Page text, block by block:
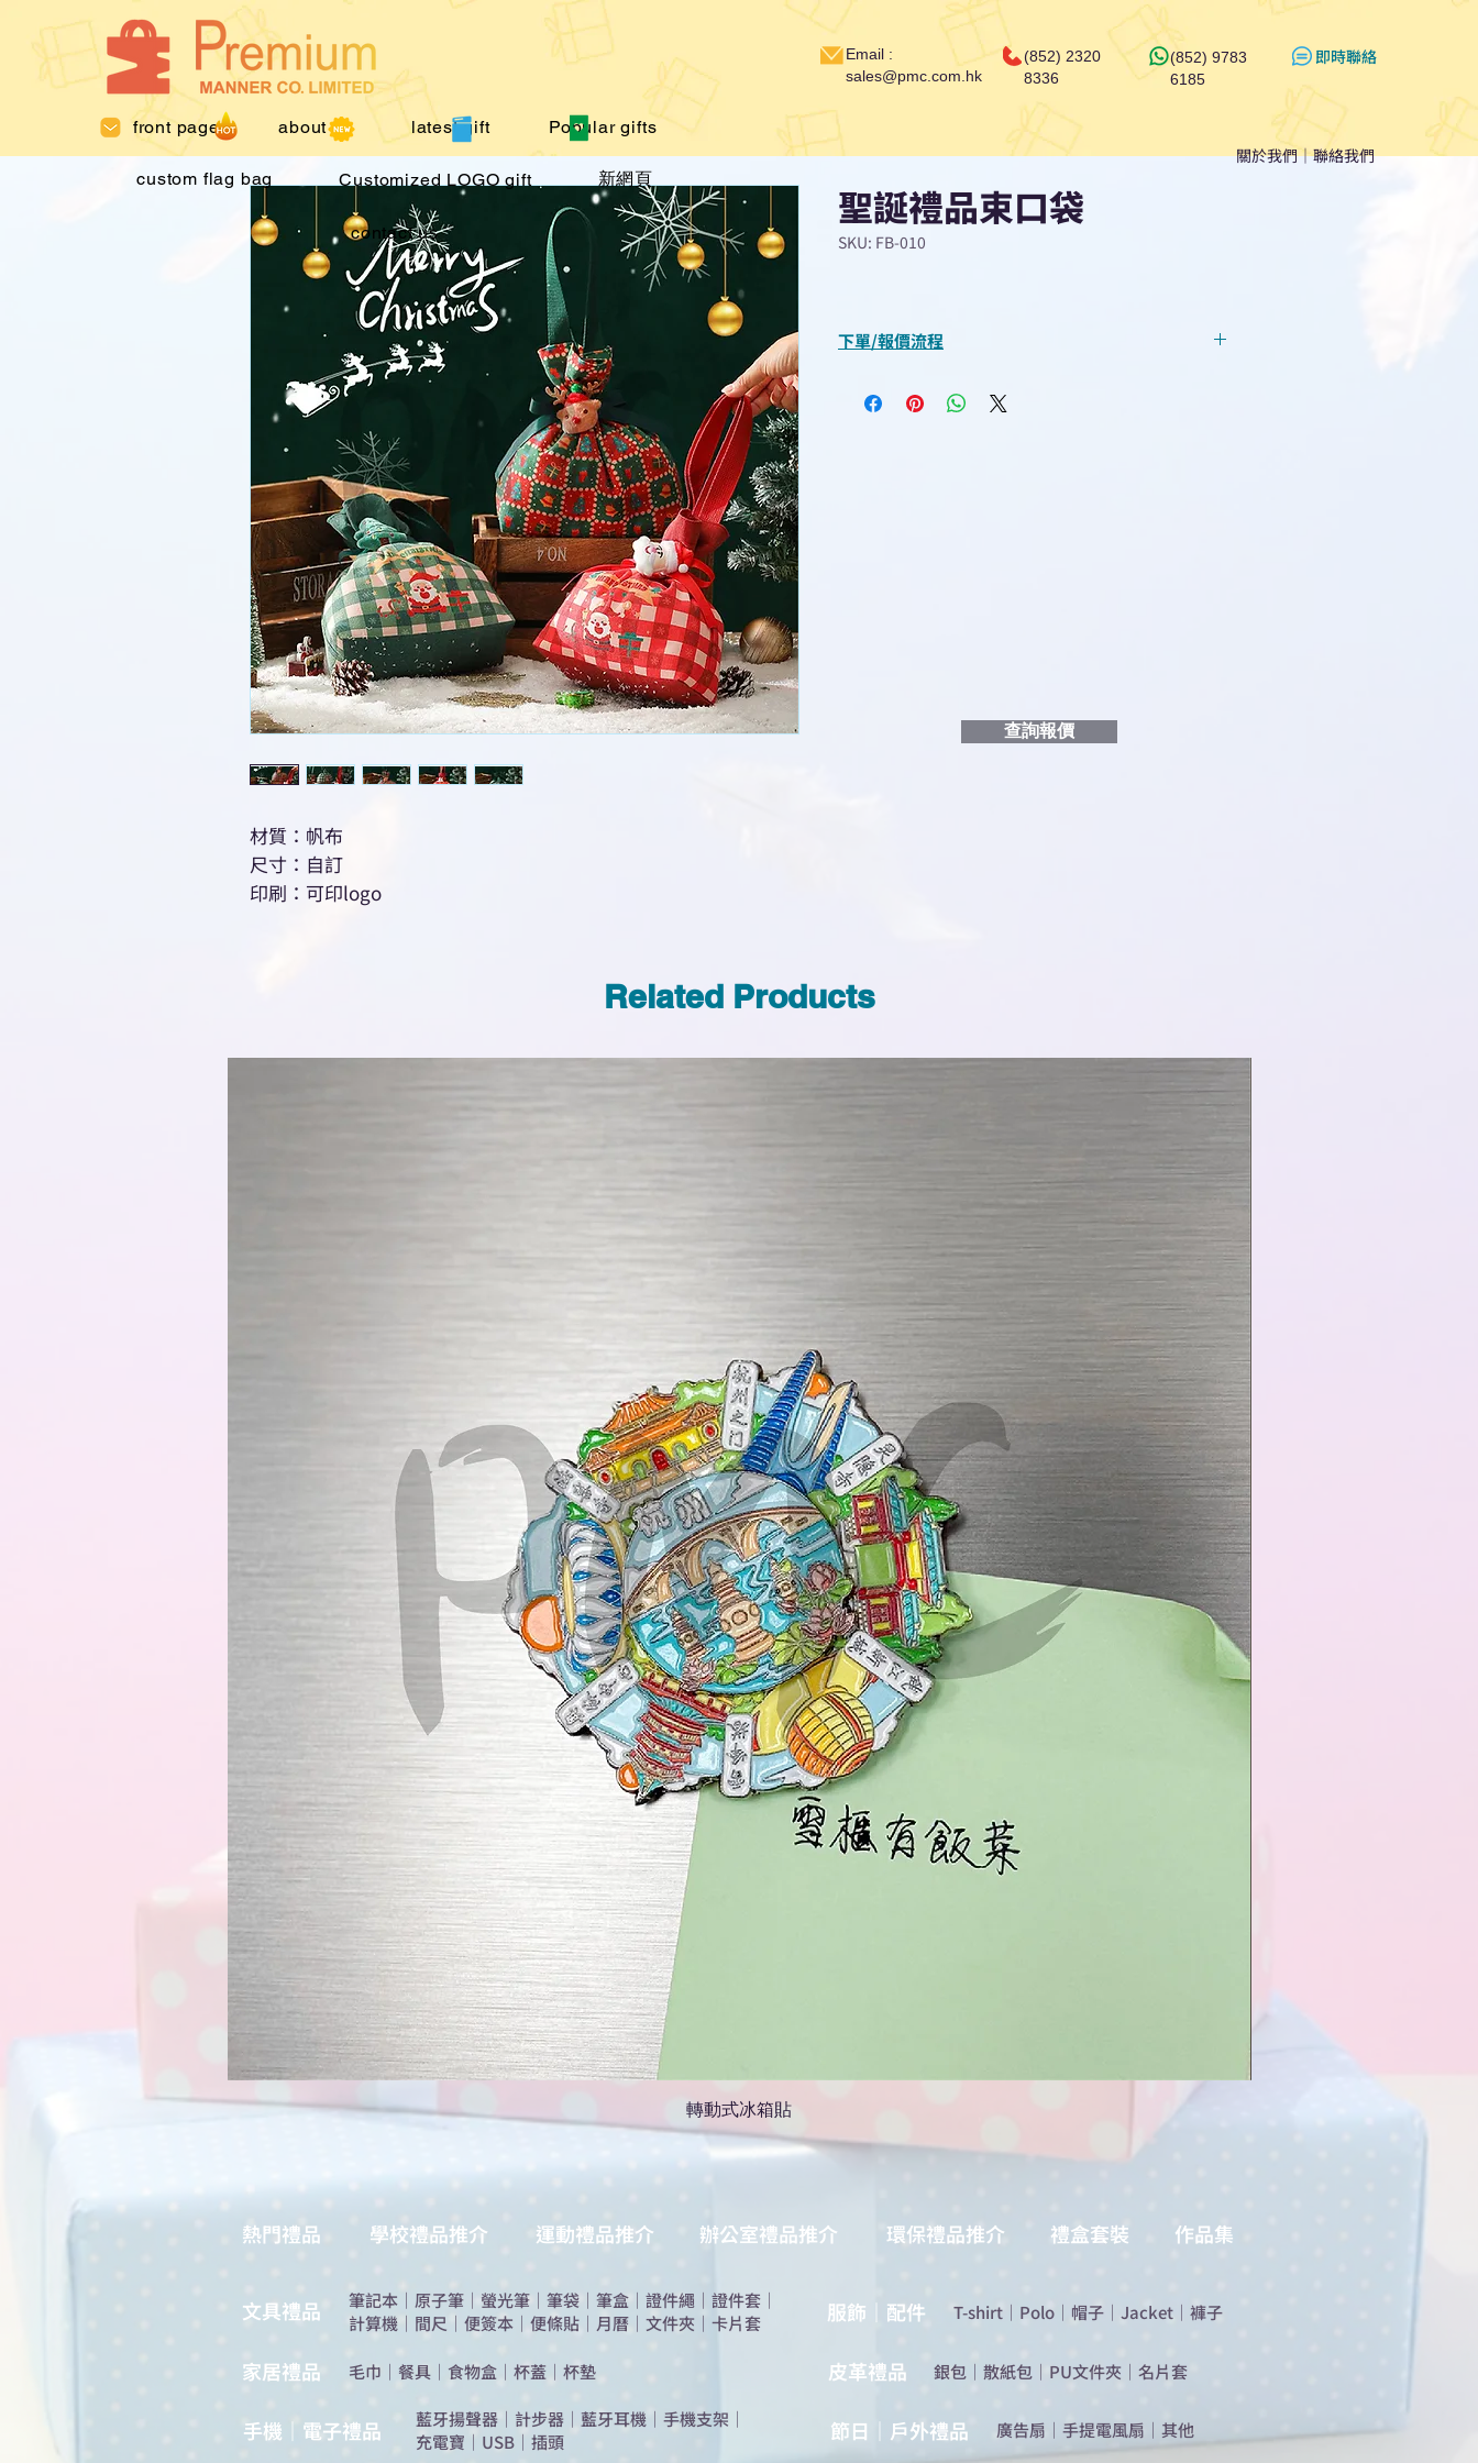
front page about us latest gift Popular gifts
custom flag bag Customized LOGO gift 新網頁
contact us
Email :
sales@pmc.com.hk
(852) 2320
8336
(852) 9783
6185
​即時聯絡
關於我們｜聯絡我們
材質：帆布
尺寸：自訂
印刷：可印logo
聖誕禮品束口袋
SKU: FB-010
下單/報價流程
查詢或報價”
查詢報價
Related Products
轉動式冰箱貼
熱門禮品 學校禮品推介 運動禮品推介 辦公室禮品推介 環保禮品推介 禮盒套裝 作品集
​文具禮品 筆記本 ｜ 原子筆 ｜ 螢光筆 ｜ 筆袋 ｜ 筆盒 ｜ 證件繩 ｜ 證件套 ｜
計算機 ｜ 間尺 ｜ 便簽本 ｜ 便條貼 ｜ 月曆 ｜ 文件夾 ｜ 卡片套
​家居禮品 ​毛巾 ｜ 餐具 ｜ 食物盒 ｜ 杯蓋 ｜ 杯墊
手機｜電子禮品 ​藍牙揚聲器 ｜ 計步器 ｜ 藍牙耳機 ｜ 手機支架 ｜
充電寶 ｜ USB ｜ 插頭
服飾｜配件 T-shirt ｜ Polo ｜ 帽子 ｜ Jacket ｜ 褲子
​皮革禮品 ​銀包 ｜ 散紙包 ｜ PU文件夾 ｜ 名片套
節日｜戶外禮品 ​廣告扇 ｜ 手提電風扇 ｜ 其他